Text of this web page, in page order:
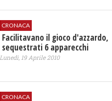
CRONACA
Facilitavano il gioco d'azzardo,
sequestrati 6 apparecchi
Lunedì, 19 Aprile 2010
CRONACA